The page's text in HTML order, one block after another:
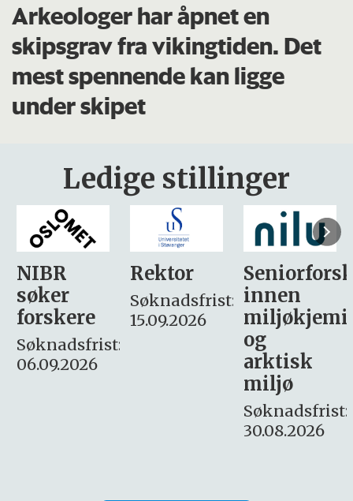
Arkeologer har åpnet en
skipsgrav fra vikingtiden. Det
mest spennende kan ligge
under skipet
Ledige stillinger
Rektor
Søknadsfrist:
15.09.2026
Seniorforsker
innen
miljøkjemi
søker
– fast
Søknadsfrist:
16. august.